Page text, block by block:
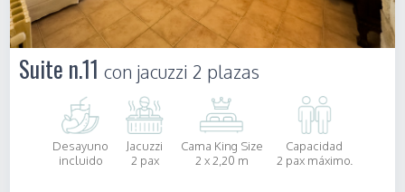
Suite n.11con jacuzzi 2 plazas
Desayuno
incluido
Jacuzzi
2 pax
Cama King Size
2 x 2,20 m
Capacidad
2 pax máximo.